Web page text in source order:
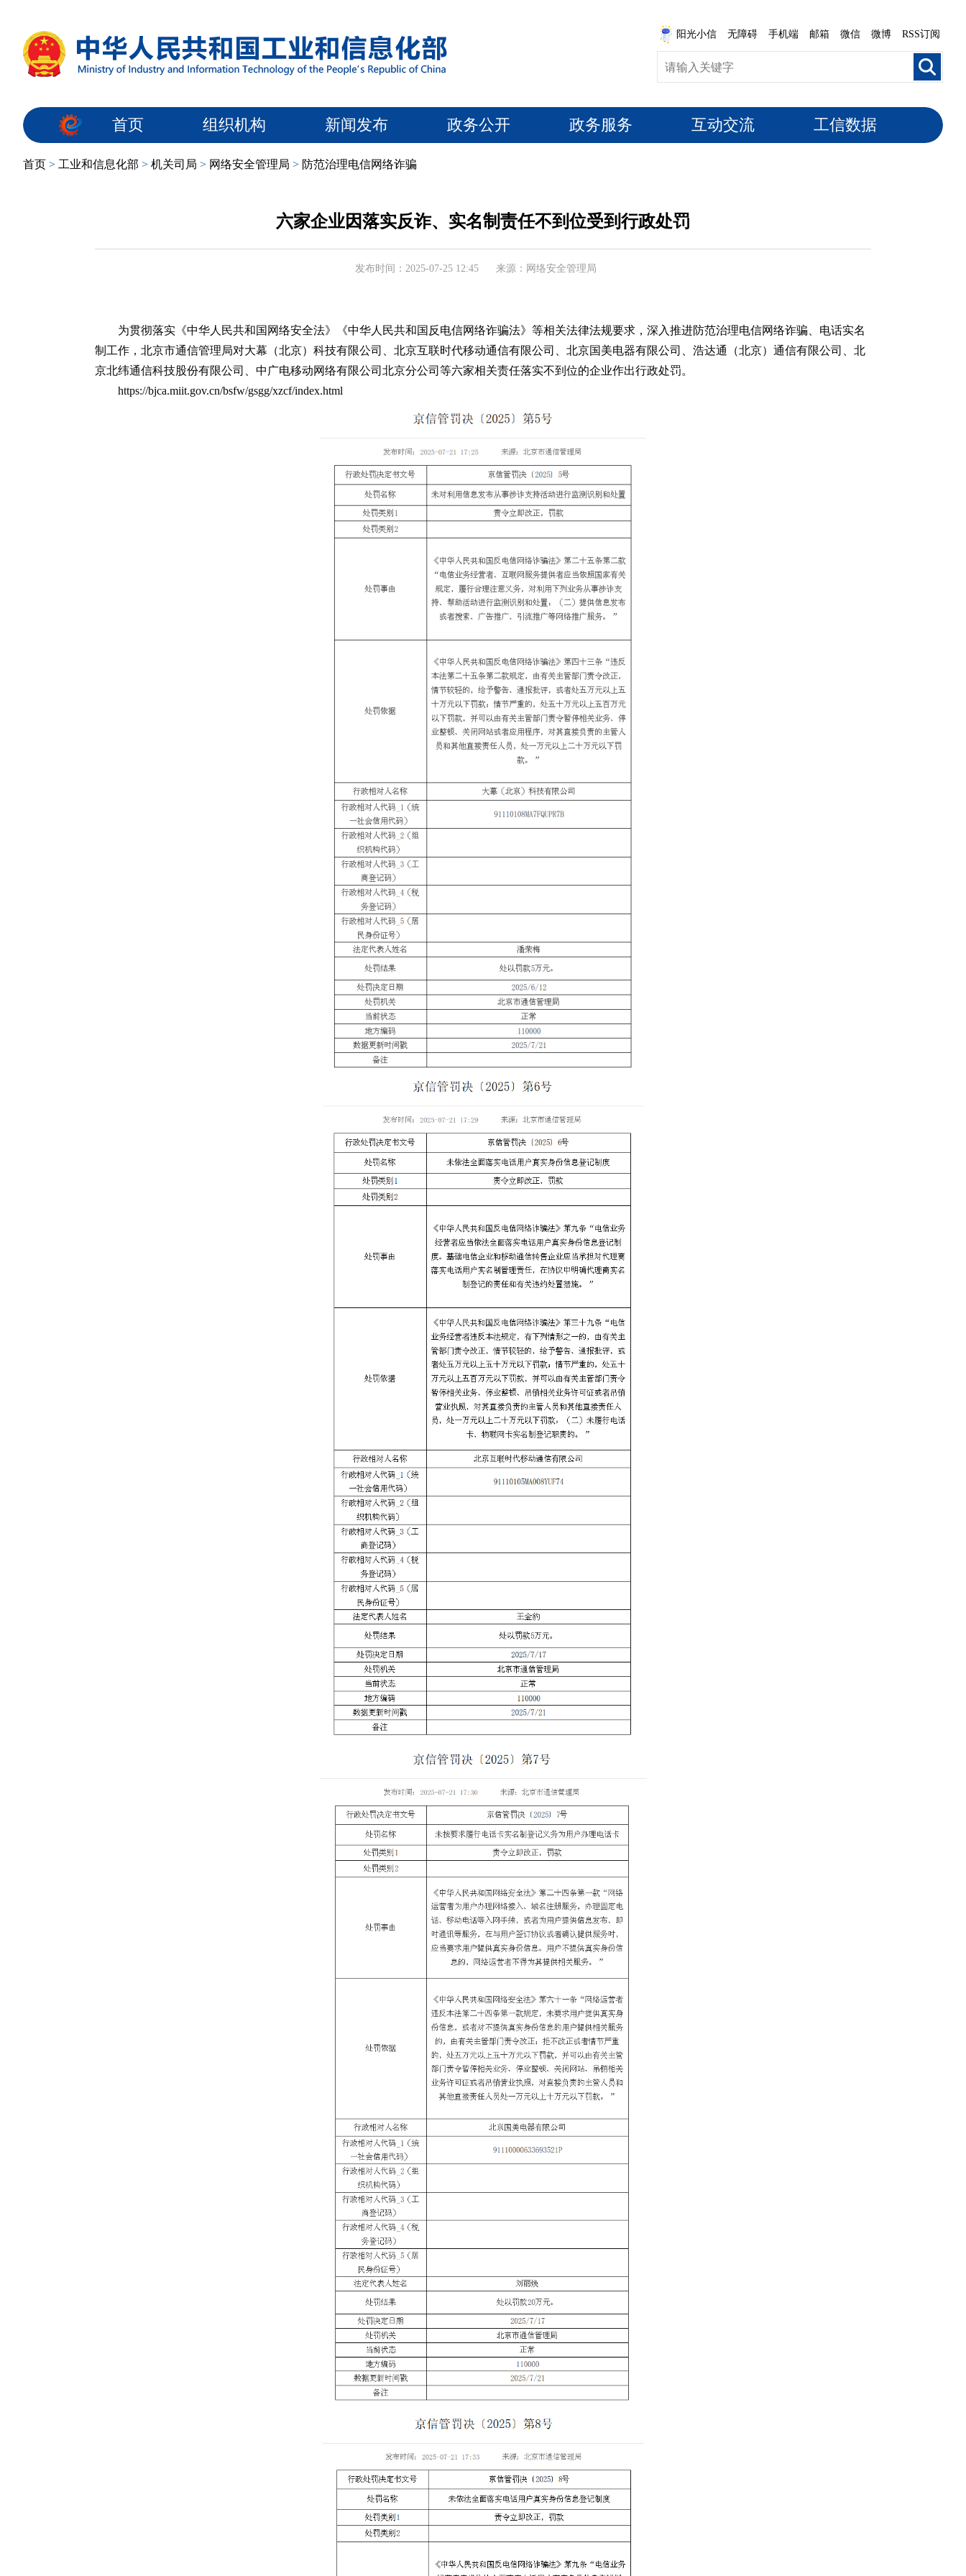
阳光小信 无障碍 手机端 邮箱 微信 微博 RSS订阅
首页 组织机构 新闻发布 政务公开 政务服务 互动交流 工信数据
首页 > 工业和信息化部 > 机关司局 > 网络安全管理局 > 防范治理电信网络诈骗
六家企业因落实反诈、实名制责任不到位受到行政处罚
发布时间：2025-07-25 12:45 来源：网络安全管理局
为贯彻落实《中华人民共和国网络安全法》《中华人民共和国反电信网络诈骗法》等相关法律法规要求，深入推进防范治理电信网络诈骗、电话实名
制工作，北京市通信管理局对大幕（北京）科技有限公司、北京互联时代移动通信有限公司、北京国美电器有限公司、浩达通（北京）通信有限公司、北
京北纬通信科技股份有限公司、中广电移动网络有限公司北京分公司等六家相关责任落实不到位的企业作出行政处罚。
https://bjca.miit.gov.cn/bsfw/gsgg/xzcf/index.html